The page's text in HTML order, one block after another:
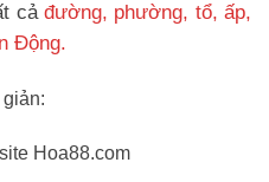
cả đường, phường, tổ, ấp,
Động.
Hoa88.com